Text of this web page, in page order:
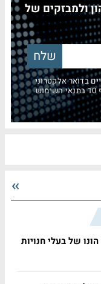
ולמבזקים של
בדואר אלקטרוני
של בעלי חנויות